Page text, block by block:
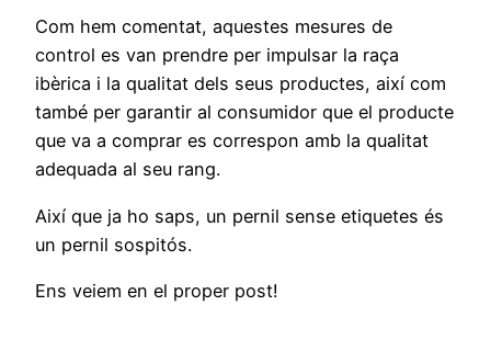
Com hem comentat, aquestes mesures de
control es van prendre per impulsar la raça
ibèrica i la qualitat dels seus productes, així com
també per garantir al consumidor que el producte
que va a comprar es correspon amb la qualitat
adequada al seu rang.
Així que ja ho saps, un pernil sense etiquetes és
un pernil sospitós.
Ens veiem en el proper post!